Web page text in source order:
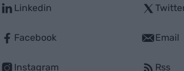
Linkedin
Facebook
Instagram
Email
Rss